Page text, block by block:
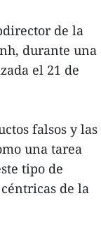
de la
durante una
el 21 de
falsos y las
una tarea
tipo de
de la